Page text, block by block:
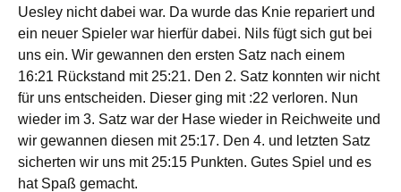
Uesley nicht dabei war. Da wurde das Knie repariert und
ein neuer Spieler war hierfür dabei. Nils fügt sich gut bei
uns ein. Wir gewannen den ersten Satz nach einem
16:21 Rückstand mit 25:21. Den 2. Satz konnten wir nicht
für uns entscheiden. Dieser ging mit :22 verloren. Nun
wieder im 3. Satz war der Hase wieder in Reichweite und
wir gewannen diesen mit 25:17. Den 4. und letzten Satz
sicherten wir uns mit 25:15 Punkten. Gutes Spiel und es
hat Spaß gemacht.